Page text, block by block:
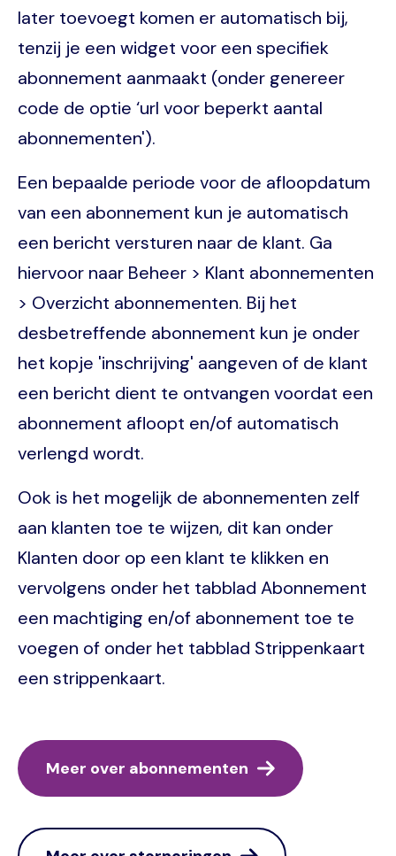
later toevoegt komen er automatisch bij,
tenzij je een widget voor een specifiek
abonnement aanmaakt (onder genereer
code de optie ‘url voor beperkt aantal
abonnementen').
Een bepaalde periode voor de afloopdatum
van een abonnement kun je automatisch
een bericht versturen naar de klant. Ga
hiervoor naar Beheer > Klant abonnementen
> Overzicht abonnementen. Bij het
desbetreffende abonnement kun je onder
het kopje 'inschrijving' aangeven of de klant
een bericht dient te ontvangen voordat een
abonnement afloopt en/of automatisch
verlengd wordt.
Ook is het mogelijk de abonnementen zelf
aan klanten toe te wijzen, dit kan onder
Klanten door op een klant te klikken en
vervolgens onder het tabblad Abonnement
een machtiging en/of abonnement toe te
voegen of onder het tabblad Strippenkaart
een strippenkaart.
Meer over abonnementen